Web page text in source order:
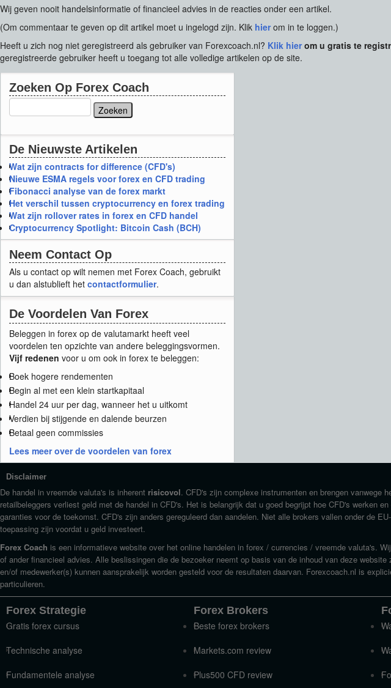
Wij geven nooit handelsinformatie of financieel advies in de reacties onder een artikel.
(Om commentaar te geven op dit artikel moet u ingelogd zijn. Klik hierom in te loggen.)
Heeft u zich nog niet geregistreerd als gebruiker van Forexcoach.nl? Klik hierom u gratis te
geregistreerde gebruiker heeft u toegang tot alle volledige artikelen op de site.
Zoeken Op Forex Coach
De Nieuwste Artikelen
Wat zijn contracts for difference (CFD's)
Nieuwe ESMA regels voor forex en CFD trading
Fibonacci analyse van de forex markt
Het verschil tussen cryptocurrency en forex trading
Wat zijn rollover rates in forex en CFD handel
Cryptocurrency Spotlight: Bitcoin Cash (BCH)
Neem Contact Op
Als u contact op wilt nemen met Forex Coach, gebruikt
u dan alstublieft het contactformulier.
De Voordelen Van Forex
Beleggen in forex op de valutamarkt heeft veel
voordelen ten opzichte van andere beleggingsvormen.
Vijf redenen voor u om ook in forex te beleggen:
Boek hogere rendementen
Begin al met een klein startkapitaal
Handel 24 uur per dag, wanneer het u uitkomt
Verdien bij stijgende en dalende beurzen
Betaal geen commissies
Lees meer over de voordelen van forex
Disclaimer
De handel in vreemde valuta's is inherent risicovol. CFD's zijn complexe instrumenten en brengen vanwege
retailbeleggers verliest geld met de handel in CFD's. Het is belangrijk dat u goed begrijpt hoe CFD's werken
garanties voor de toekomst. CFD's zijn anders gereguleerd dan aandelen. Niet alle brokers vallen onder de
toepassing zijn voordat u geld investeert.
Forex Coach is een informatieve website over het online handelen in forex / currencies / vreemde valuta's.
of ander financieel advies. Alle beslissingen die de bezoeker neemt op basis van de inhoud van deze
en/of medewerker(s) kunnen aansprakelijk worden gesteld voor de resultaten daarvan. Forexcoach.nl is
particulieren.
Forex Strategie
Gratis forex cursus
Technische analyse
Fundamentele analyse
Forex Brokers
Beste forex brokers
Markets.com review
Plus500 CFD review